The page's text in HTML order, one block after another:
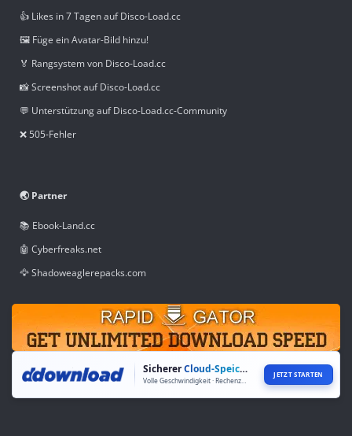
👍 Likes in 7 Tagen auf Disco-Load.cc
🖼️ Füge ein Avatar-Bild hinzu!
🏅 Rangsystem von Disco-Load.cc
📸 Screenshot auf Disco-Load.cc
💬 Unterstützung auf Disco-Load.cc-Community
❌ 505-Fehler
🌏 Partner
📚 Ebook-Land.cc
🤖 Cyberfreaks.net
🦅 Shadoweaglerepacks.com
SichererCloud-Speicher JETZT STARTEN